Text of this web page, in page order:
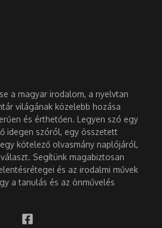
a magyar irodalom, a nyelvtan
világának közelebb hozása
és érthetően. Legyen szó egy
idegen szóról, egy összetett
kötelező olvasmány naplójáról,
Segítünk magabiztosan
és az irodalmi művek
a tanulás és az önművelés